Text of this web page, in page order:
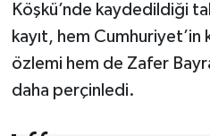
Köşkü’nde kaydedildiği
kayıt, hem Cumhuriyet’in
özlemi hem de Zafer
daha perçinledi.